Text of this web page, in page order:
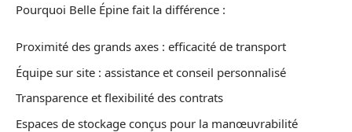
Pourquoi Belle Épine fait la différence :
Proximité des grands axes : efficacité de transport
Équipe sur site : assistance et conseil personnalisé
Transparence et flexibilité des contrats
Espaces de stockage conçus pour la manœuvrabilité